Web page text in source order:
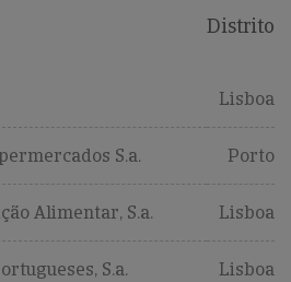
Distrito
Lisboa
S.a. Porto
Alimentar, S.a. Lisboa
S.a. Lisboa